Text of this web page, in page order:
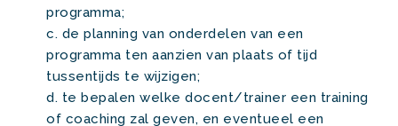
programma;
c. de planning van onderdelen van een
programma ten aanzien van plaats of tijd
tussentijds te wijzigen;
d. te bepalen welke docent/trainer een training
of coaching zal geven, en eventueel een